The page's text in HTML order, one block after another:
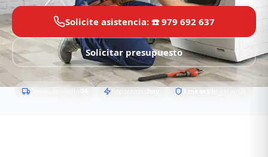
Solicite asistencia: ☎️ 979 692 637
Solicitar presupuesto
Desplazamiento 0€ Reparamos hoy 3 mesesde garantía